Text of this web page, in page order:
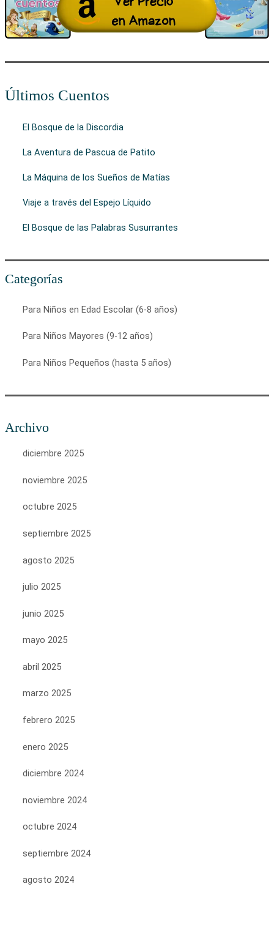
Últimos Cuentos
El Bosque de la Discordia
La Aventura de Pascua de Patito
La Máquina de los Sueños de Matías
Viaje a través del Espejo Líquido
El Bosque de las Palabras Susurrantes
Categorías
Para Niños en Edad Escolar (6-8 años)
Para Niños Mayores (9-12 años)
Para Niños Pequeños (hasta 5 años)
Archivo
diciembre 2025
noviembre 2025
octubre 2025
septiembre 2025
agosto 2025
julio 2025
junio 2025
mayo 2025
abril 2025
marzo 2025
febrero 2025
enero 2025
diciembre 2024
noviembre 2024
octubre 2024
septiembre 2024
agosto 2024